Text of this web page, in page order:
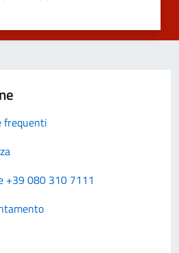
frequenti
+39 080 310 7111